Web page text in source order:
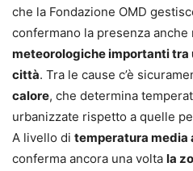
che la Fondazione OMD
confermano la presenza anche
meteorologiche importanti tra
città. Tra le cause c’è
calore, che determina
urbanizzate rispetto a quelle
A livello di temperatura media
conferma ancora una volta la